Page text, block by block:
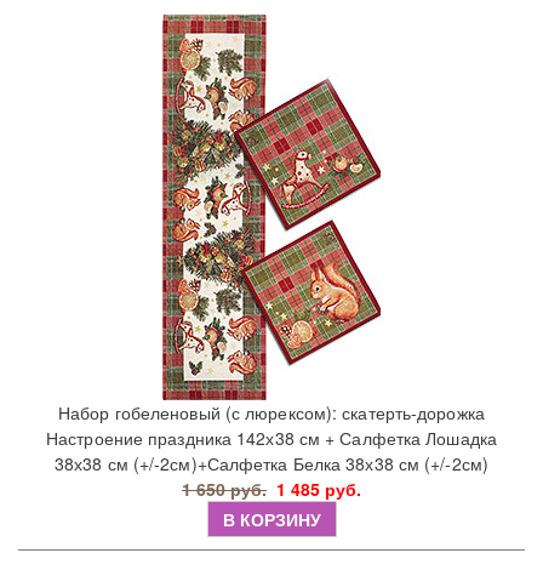
Набор гобеленовый (с люрексом): скатерть-дорожка
Настроение праздника 142х38 см + Салфетка Лошадка
38х38 см (+/-2см)+Салфетка Белка 38х38 см (+/-2см)
1 650 руб. 1 485 руб.
В КОРЗИНУ